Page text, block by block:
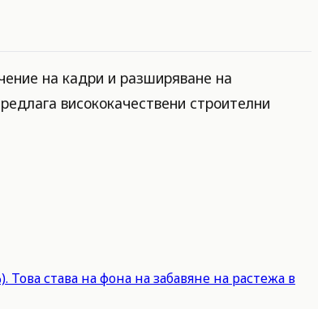
на кадри и разширяване на
висококачествени строителни
става на фона на забавяне на растежа в